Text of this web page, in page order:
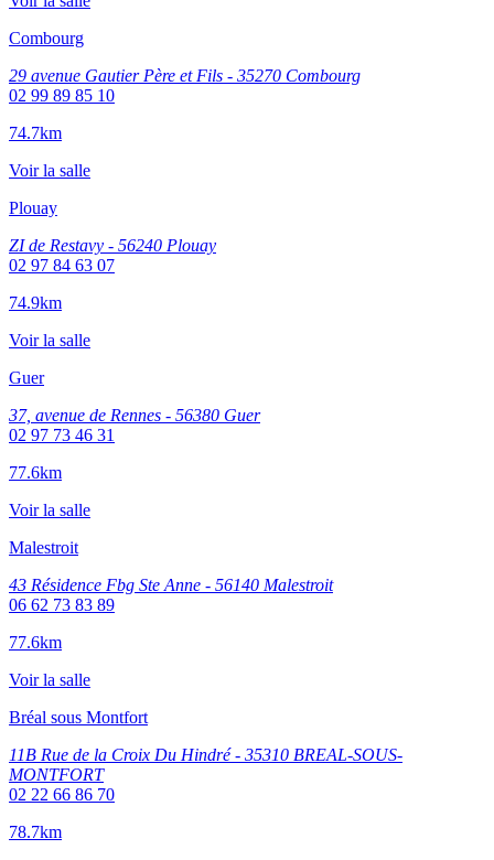
Combourg
29 avenue Gautier Père et Fils - 35270 Combourg
02 99 89 85 10
74.7km
Voir la salle
Plouay
ZI de Restavy - 56240 Plouay
02 97 84 63 07
74.9km
Voir la salle
Guer
37, avenue de Rennes - 56380 Guer
02 97 73 46 31
77.6km
Voir la salle
Malestroit
43 Résidence Fbg Ste Anne - 56140 Malestroit
06 62 73 83 89
77.6km
Voir la salle
Bréal sous Montfort
11B Rue de la Croix Du Hindré - 35310 BREAL-SOUS-
MONTFORT
02 22 66 86 70
78.7km